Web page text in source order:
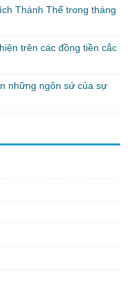
Thánh Thể trong tháng
trên các đồng tiền cắc
những ngôn sứ của sự